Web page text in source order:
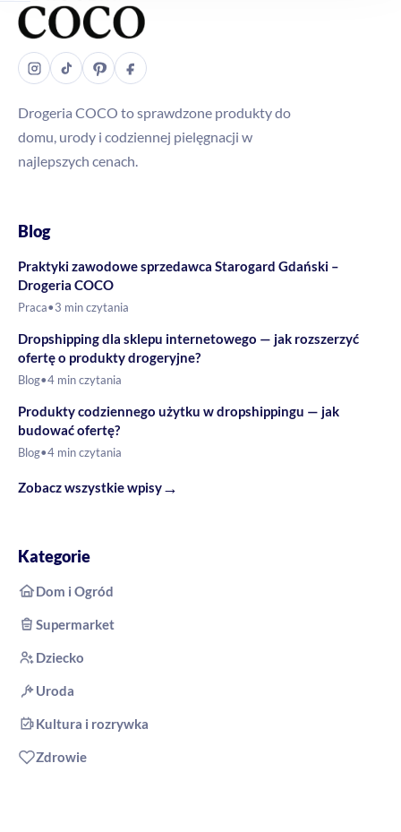
Drogeria COCO to sprawdzone produkty do
domu, urody i codziennej pielęgnacji w
najlepszych cenach.
Blog
Praktyki zawodowe sprzedawca Starogard Gdański –
Drogeria COCO
Praca•3 min czytania
Dropshipping dla sklepu internetowego — jak rozszerzyć
ofertę o produkty drogeryjne?
Blog•4 min czytania
Produkty codziennego użytku w dropshippingu — jak
budować ofertę?
Blog•4 min czytania
Zobacz wszystkie wpisy→
Kategorie
Dom i Ogród
Supermarket
Dziecko
Uroda
Kultura i rozrywka
Zdrowie